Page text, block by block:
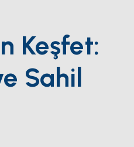
Keşfet:
Sahil